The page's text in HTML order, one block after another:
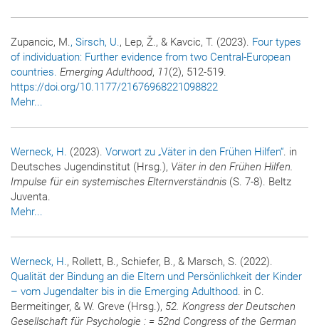
Zupancic, M., Sirsch, U., Lep, Ž., & Kavcic, T. (2023). Four types
of individuation: Further evidence from two Central-European
countries. Emerging Adulthood, 11(2), 512-519.
https://doi.org/10.1177/21676968221098822
Mehr...
Werneck, H. (2023). Vorwort zu „Väter in den Frühen Hilfen“. in
Deutsches Jugendinstitut (Hrsg.), Väter in den Frühen Hilfen.
Impulse für ein systemisches Elternverständnis (S. 7-8). Beltz
Juventa.
Mehr...
Werneck, H., Rollett, B., Schiefer, B., & Marsch, S. (2022).
Qualität der Bindung an die Eltern und Persönlichkeit der Kinder
– vom Jugendalter bis in die Emerging Adulthood. in C.
Bermeitinger, & W. Greve (Hrsg.), 52. Kongress der Deutschen
Gesellschaft für Psychologie : = 52nd Congress of the German